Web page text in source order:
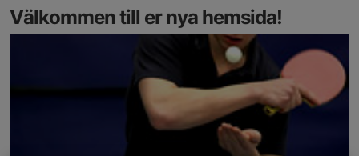
Välkommen till er nya hemsida!